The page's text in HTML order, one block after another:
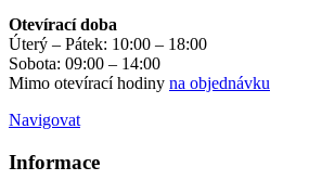
Otevírací doba
Úterý – Pátek: 10:00 – 18:00
Sobota: 09:00 – 14:00
Mimo otevírací hodiny na objednávku
Navigovat
Informace